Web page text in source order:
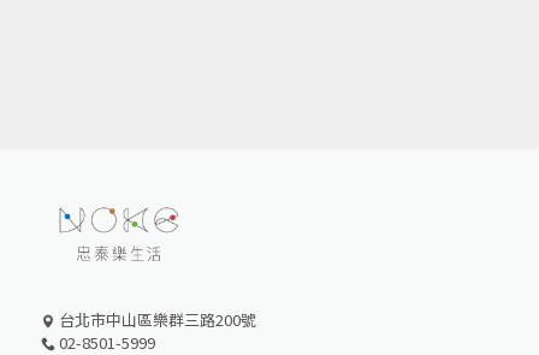
台北市中山區樂群三路200號
02-8501-5999